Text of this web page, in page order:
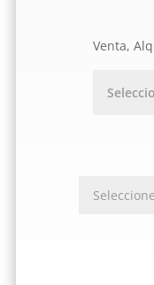
Venta,